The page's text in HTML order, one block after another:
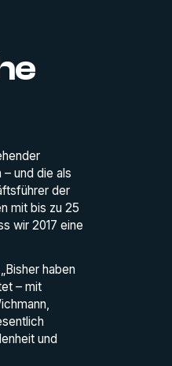
und die als
der
mit bis zu 25
wir 2017 eine
haben
– mit
und